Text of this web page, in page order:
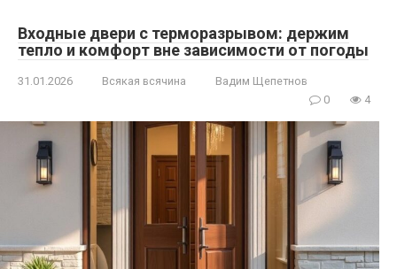
Входные двери с терморазрывом: держим
тепло и комфорт вне зависимости от погоды
31.01.2026 Всякая всячина
Вадим Щепетнов
0
4